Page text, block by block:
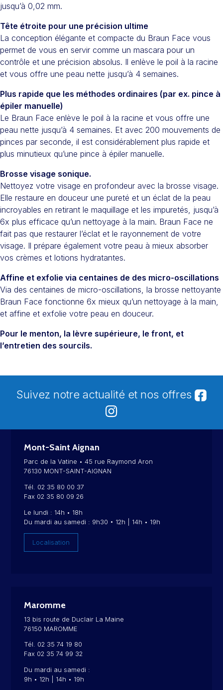
jusqu’à 0,02 mm.
Tête étroite pour une précision ultime
La conception élégante et compacte du Braun Face vous
permet de vous en servir comme un mascara pour un
contrôle et une précision absolus. Il enlève le poil à la racine
et vous offre une peau nette jusqu’à 4 semaines.
Plus rapide que les méthodes ordinaires (par ex. pince à
épiler manuelle)
Le Braun Face enlève le poil à la racine et vous offre une
peau nette jusqu’à 4 semaines. Et avec 200 mouvements de
pinces par seconde, il est considérablement plus rapide et
plus minutieux qu’une pince à épiler manuelle.
Brosse visage sonique.
Nettoyez votre visage en profondeur avec la brosse visage.
Elle restaure en douceur une pureté et un éclat de la peau
incroyables en retirant le maquillage et les impuretés, jusqu’à
6x plus efficace qu’un nettoyage à la main. Braun Face ne
fait pas que restaurer l’éclat et le rayonnement de votre
visage. Il prépare également votre peau à mieux absorber
vos crèmes et lotions hydratantes.
Affine et exfolie via centaines de des micro-oscillations
Via des centaines de micro-oscillations, la brosse nettoyante
Braun Face fonctionne 6x mieux qu’un nettoyage à la main,
et affine et exfolie votre peau en douceur.
Pour le menton, la lèvre supérieure, le front, et
l’entretien des sourcils.
Suivez notre actualité et nos offres
Mont-Saint Aignan
Parc de la Vatine • 45 rue Raymond Aron
76130 MONT-SAINT-AIGNAN
Tél. 02 35 80 00 37
Fax 02 35 80 09 26
Le lundi : 14h • 18h
Du mardi au samedi : 9h30 • 12h | 14h • 19h
Localisation
Maromme
13 bis route de Duclair La Maine
76150 MAROMME
Tél. 02 35 74 19 80
Fax 02 35 74 99 32
Du mardi au samedi :
9h • 12h | 14h • 19h